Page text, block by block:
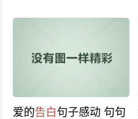
爱的告白句子感动 句句